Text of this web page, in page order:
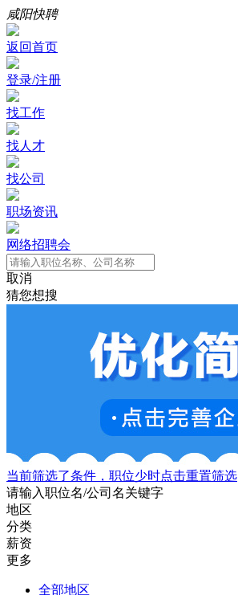
咸阳快聘
返回首页
登录/注册
找工作
找人才
找公司
职场资讯
网络招聘会
取消
猜您想搜
当前筛选了条件，职位少时点击重置筛选
请输入职位名/公司名关键字
地区
分类
薪资
更多
全部地区